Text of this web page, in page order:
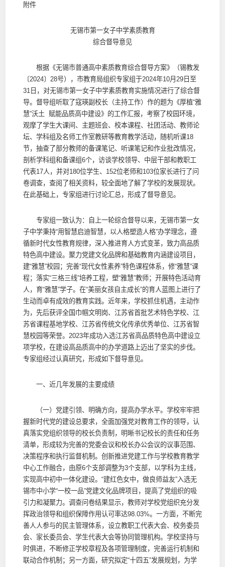
附件
无锡市第一女子中学素质教育
综合督导意见
根据《无锡市普通高中素质教育综合督导方案》（锡教发
〔2024〕28号），市教育局组织专家组于2024年10月29日至
31日，对无锡市第一女子中学素质教育实施情况进行了综合督
导。督导组听取了寇瑛副校长（主持工作）作的题为《厚植“雅
慧”沃土 赋能品质高中建设》的工作汇报，考察了校园环境，
观摩了学生大课间、主题班会、校本课程、社团活动、教师论
坛、学科组及名师工作室教研等教育教学活动，随机听课18
节，抽查了部分教师的备课笔记、听课笔记和作业批改情况，
剖析学科组和备课组6个，访谈学校领导、中层干部和教职工
代表17人，并对180位学生、152位老师和103位家长进行了问
卷调查，查阅了相关资料，较全面地了解了学校的发展现状。
在此基础上，专家组进行讨论汇总，形成了督导意见。
专家组一致认为：自上一轮综合督导以来，无锡市第一女
子中学秉持“用智慧启迪智慧，以人格塑造人格”办学理念，遵
循新时代女性教育规律，深入推进育人方式变革，致力高品质
特色高中建设。聚力党建文化品牌和基础教育内涵建设项目，
建“雅慧”校园；完善“现代女性素养”特色课程体系，修“雅慧”课
程；落实“三格三线”培养工程，塑“雅慧”教师；开展特色活动育
人，育“雅慧”学子。在“美丽女孩自主成长”的育人蓝图上进行了
生动而卓有成效的教育实践。近年来，学校抓住机遇，主动作
为，先后获评全国巾帼文明岗、江苏省首批艺术特色学校、江
苏省课程基地学校、江苏省传统文化传承优秀单位、江苏省智
慧校园等荣誉。2023年成功入选江苏省高品质特色高中建设立
项学校，在建设高品质高中的办学道路上迈出了坚实的步伐。
专家组经过认真研究，形成如下督导意见。
一、近几年发展的主要成绩
（一）党建引领、明确方向，提高办学水平。学校牢牢把
握新时代党的建设总要求，全面加强党对教育工作的领导，认
真落实党组织领导的校长负责制，明晰书记校长的责任和任务
清单，形成较为完善的党委会议和校长办公会议的议事范围、
决策程序和执行监督机制。创新推进党建工作与学校教育教学
中心工作融合，由原6个支部调整为3个支部，以学科为主线，
实现高中初中一体化建设。“建红色女中，做良师益友”入选无
锡市中小学“一校一品”党建文化品牌项目，提高了党组织的吸
引力和凝聚力。调查问卷结果显示，教师对学校党组织充分发
挥政治领导和组织保障作用认可率达98.03%。一方面，不断完
善人人参与的民主管理体系，设立教职工代表大会、校务委员
会、家长委员会、学生代表大会等协同管理机构。学校坚持与
时俱进，不断修正学校章程及各项管理制度，完善运行机制和
联动合作机制；另一方面，研究拟定“十四五”发展规划，为学